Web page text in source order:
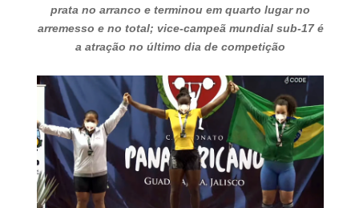
prata no arranco e terminou em quarto lugar no
arremesso e no total; vice-campeã mundial sub-17 é
a atração no último dia de competição